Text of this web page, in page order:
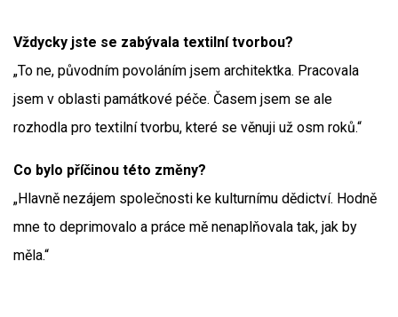
Vždycky jste se zabývala textilní tvorbou?
„To ne, původním povoláním jsem architektka. Pracovala
jsem v oblasti památkové péče. Časem jsem se ale
rozhodla pro textilní tvorbu, které se věnuji už osm roků.“
Co bylo příčinou této změny?
„Hlavně nezájem společnosti ke kulturnímu dědictví. Hodně
mne to deprimovalo a práce mě nenaplňovala tak, jak by
měla.“